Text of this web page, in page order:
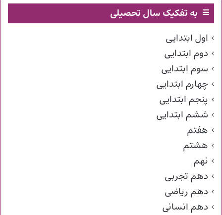
به تفکیک سال تحصیلی
اول ابتدایی
دوم ابتدایی
سوم ابتدایی
چهارم ابتدایی
پنجم ابتدایی
ششم ابتدایی
هفتم
هشتم
نهم
دهم تجربی
دهم ریاضی
دهم انسانی